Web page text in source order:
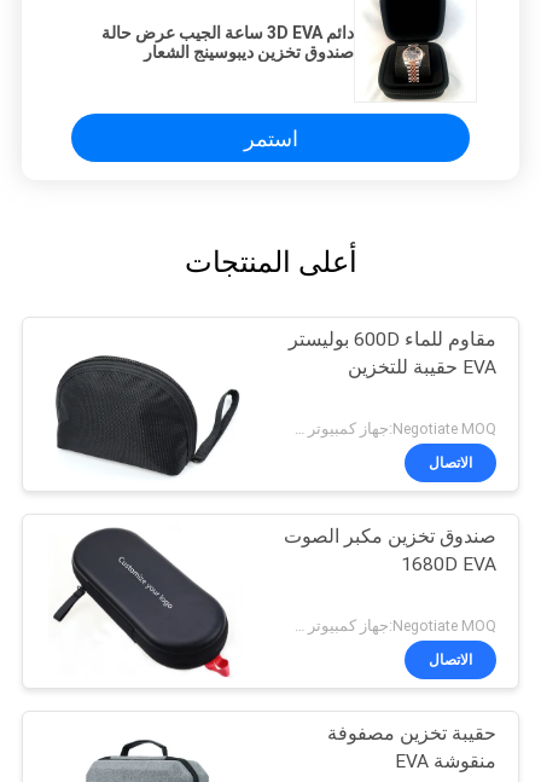
دائم 3D EVA ساعة الجيب عرض حالة
صندوق تخزين ديبوسينج الشعار
استمر
أعلى المنتجات
مقاوم للماء 600D بوليستر
EVA حقيبة للتخزين
الاتصال
صندوق تخزين مكبر الصوت
1680D EVA
الاتصال
حقيبة تخزين مصفوفة
منقوشة EVA